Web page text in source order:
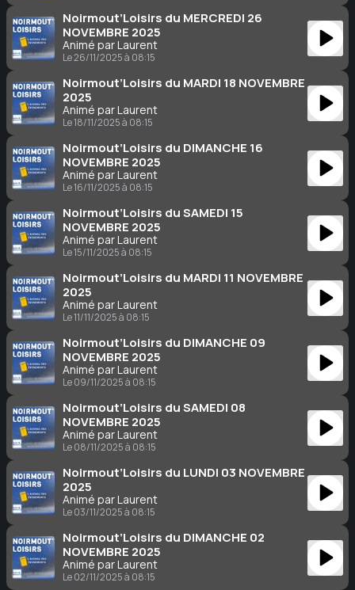
Noirmout’Loisirs du MERCREDI 26
NOVEMBRE 2025
Animé par Laurent
Le 26/11/2025 à 08:15
Noirmout’Loisirs du MARDI 18 NOVEMBRE
2025
Animé par Laurent
Le 18/11/2025 à 08:15
Noirmout’Loisirs du DIMANCHE 16
NOVEMBRE 2025
Animé par Laurent
Le 16/11/2025 à 08:15
Noirmout’Loisirs du SAMEDI 15
NOVEMBRE 2025
Animé par Laurent
Le 15/11/2025 à 08:15
Noirmout’Loisirs du MARDI 11 NOVEMBRE
2025
Animé par Laurent
Le 11/11/2025 à 08:15
Noirmout’Loisirs du DIMANCHE 09
NOVEMBRE 2025
Animé par Laurent
Le 09/11/2025 à 08:15
Noirmout’Loisirs du SAMEDI 08
NOVEMBRE 2025
Animé par Laurent
Le 08/11/2025 à 08:15
Noirmout’Loisirs du LUNDI 03 NOVEMBRE
2025
Animé par Laurent
Le 03/11/2025 à 08:15
Noirmout’Loisirs du DIMANCHE 02
NOVEMBRE 2025
Animé par Laurent
Le 02/11/2025 à 08:15